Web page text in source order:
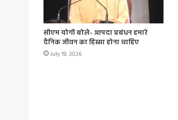
सीएम योगी बोले- आपदा प्रबंधन हमारे
दैनिक जीवन का हिस्सा होना चाहिए
July 19, 2026